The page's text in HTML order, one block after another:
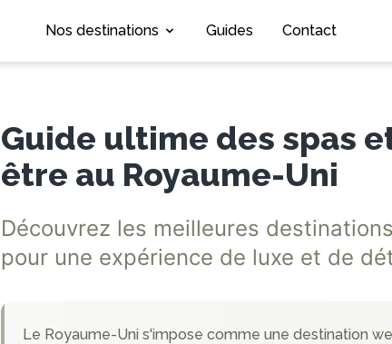
Nos destinations Guides Contact
Guide ultime des spas
être au Royaume-Uni
Découvrez les meilleures
pour une expérience de luxe et de
Le Royaume-Uni s'impose comme une destination